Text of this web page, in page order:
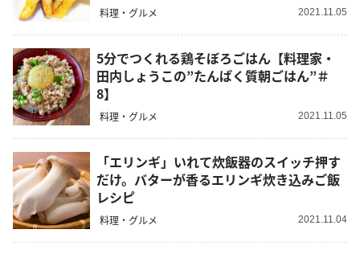
料理・グルメ 2021.11.05
5分でつくれる鶏そぼろごはん【料理家・
田内しょうこの”たんぱく質朝ごはん”＃
8】
料理・グルメ 2021.11.05
「エリンギ」いれて炊飯器のスイッチ押す
だけ。バターが香るエリンギ炊き込みご飯
レシピ
料理・グルメ 2021.11.04